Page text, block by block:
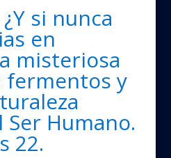
si nunca
en
misteriosa
fermentos y
Ser Humano.
22.